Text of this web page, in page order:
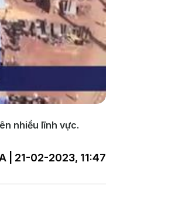
nhiều lĩnh vực.
| 21-02-2023, 11:47